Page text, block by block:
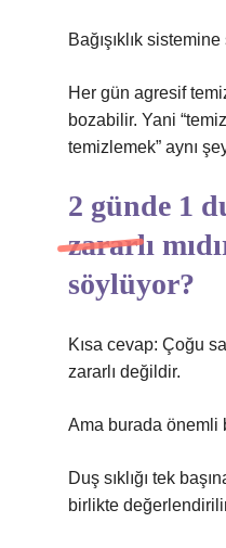
Bağışıklık
Her gün agresif
bozabilir. Yani “temiz
temizlemek” aynı
2 günde 1
zararlı
söylüyor?
Kısa cevap: Çoğu
zararlı değildir.
Ama burada önemli
Duş sıklığı tek
birlikte